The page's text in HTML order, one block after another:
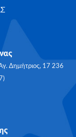
17 236